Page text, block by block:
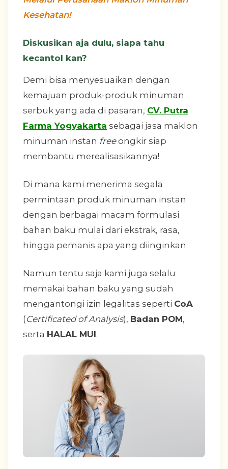
Kesehatan!
Diskusikan aja dulu, siapa tahu
kecantol kan?
Demi bisa menyesuaikan dengan
kemajuan produk-produk minuman
serbuk yang ada di pasaran, CV. Putra
Farma Yogyakarta sebagai jasa maklon
minuman instan freeongkir siap
membantu merealisasikannya!
Di mana kami menerima segala
permintaan produk minuman instan
dengan berbagai macam formulasi
bahan baku mulai dari ekstrak, rasa,
hingga pemanis apa yang diinginkan.
Namun tentu saja kami juga selalu
memakai bahan baku yang sudah
mengantongi izin legalitas seperti CoA
(Certificated of Analysis), Badan POM,
serta HALAL MUI.